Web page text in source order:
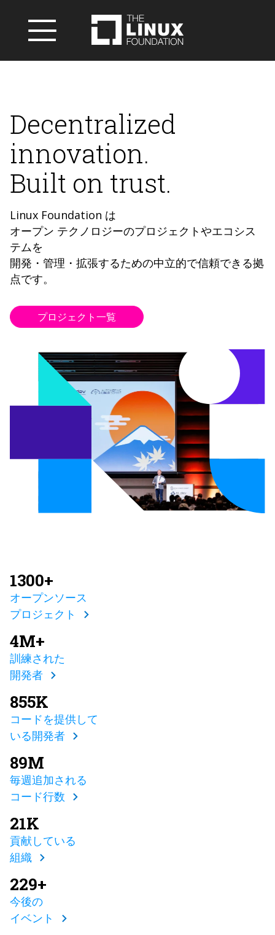
Decentralized
innovation.
Built on trust.
Linux Foundation は
オープン テクノロジーのプロジェクトやエコシス
テムを
開発・管理・拡張するための中立的で信頼できる拠
点です。
プロジェクト一覧
1300+
オープンソース
プロジェクト
4M+
訓練された
開発者
855K
コードを提供して
いる開発者
89M
毎週追加される
コード行数
21K
貢献している
組織
229+
今後の
イベント